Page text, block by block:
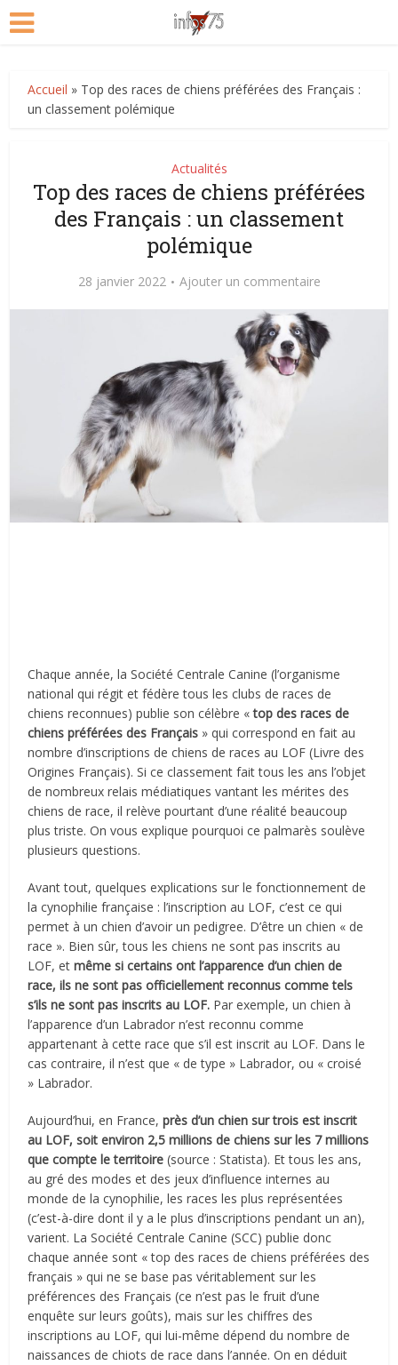
Accueil » Top des races de chiens préférées des Français :
un classement polémique
Actualités
Top des races de chiens préférées
des Français : un classement
polémique
28 janvier 2022 Ajouter un commentaire
Chaque année, la Société Centrale Canine (l’organisme
national qui régit et fédère tous les clubs de races de
chiens reconnues) publie son célèbre «top des races de
chiens préférées des Français » qui correspond en fait au
nombre d’inscriptions de chiens de races au LOF (Livre des
Origines Français). Si ce classement fait tous les ans l’objet
de nombreux relais médiatiques vantant les mérites des
chiens de race, il relève pourtant d’une réalité beaucoup
plus triste. On vous explique pourquoi ce palmarès soulève
plusieurs questions.
Avant tout, quelques explications sur le fonctionnement de
la cynophilie française : l’inscription au LOF, c’est ce qui
permet à un chien d’avoir un pedigree. D’être un chien « de
race ». Bien sûr, tous les chiens ne sont pas inscrits au
LOF, etmême si certains ont l’apparence d’un chien de
race, ils ne sont pas officiellement reconnus comme tels
s’ils ne sont pas inscrits au LOF. Par exemple, un chien à
l’apparence d’un Labrador n’est reconnu comme
appartenant à cette race que s’il est inscrit au LOF. Dans le
cas contraire, il n’est que « de type » Labrador, ou « croisé
» Labrador.
Aujourd’hui, en France,près d’un chien sur trois est inscrit
au LOF, soit environ 2,5 millions de chiens sur les 7 millions
que compte le territoire (source : Statista). Et tous les ans,
au gré des modes et des jeux d’influence internes au
monde de la cynophilie, les races les plus représentées
(c’est-à-dire dont il y a le plus d’inscriptions pendant un an),
varient. La Société Centrale Canine (SCC) publie donc
chaque année sont « top des races de chiens préférées des
français » qui ne se base pas véritablement sur les
préférences des Français (ce n’est pas le fruit d’une
enquête sur leurs goûts), mais sur les chiffres des
inscriptions au LOF, qui lui-même dépend du nombre de
naissances de chiots de race dans l’année. On en déduit